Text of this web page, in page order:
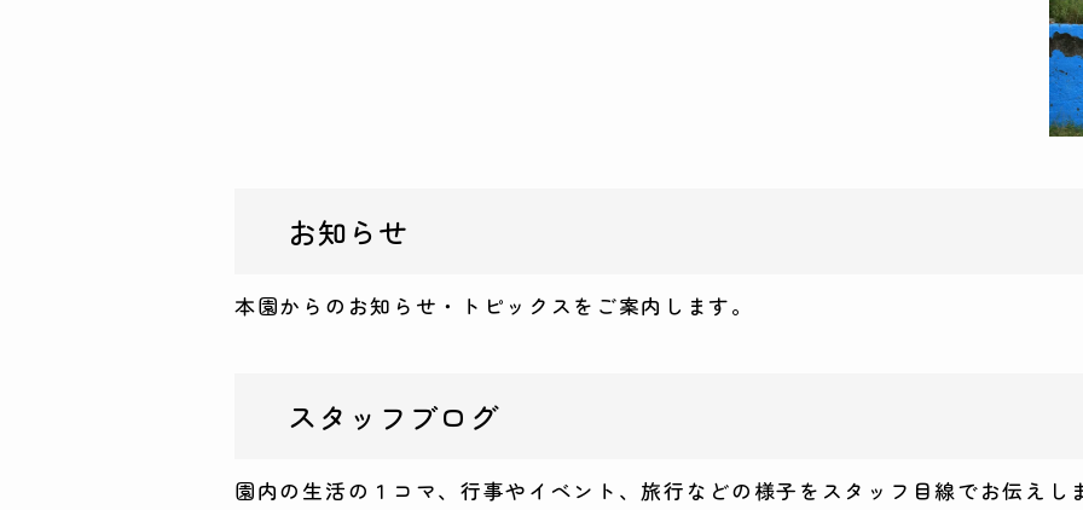
お知らせ
本園からのお知らせ・トピックスをご案内します。
スタッフブログ
園内の生活の１コマ、行事やイベント、旅行などの様子をスタッフ目線でお伝えし